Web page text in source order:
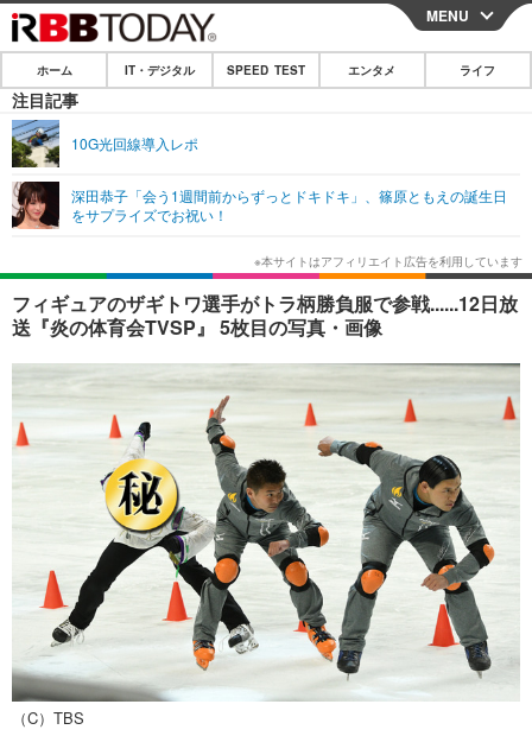
CLOSE
ホーム
IT・デジタル
ネタ
ショッピング その他
SPEED TEST
エンタメ
エンタメTOP 映画・ドラマ
韓流・K-POP 韓国・芸能
スポーツ
グラビア ブログ
ショッピング その他
ライフ
ライフTOP グルメ
ペット ショッピング
その他
リリース一覧
プッシュ通知の停止方法
MENU
ホーム IT・デジタル SPEED TEST エンタメ ライフ
注目記事
10G光回線導入レポ
深田恭子「会う1週間前からずっとドキドキ」、篠原ともえの誕生日
をサプライズでお祝い！
フィギュアのザギトワ選手がトラ柄勝負服で参戦......12日放
送『炎の体育会TVSP』 5枚目の写真・画像
（C）TBS